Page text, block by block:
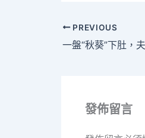
PREVIOUS
發佈留言